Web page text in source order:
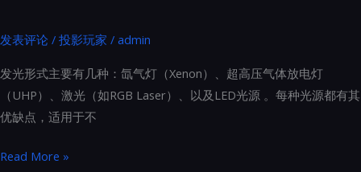
想
的
益
处
别
一
格
发表评论 / 投影玩家 / admin
发光形式主要有几种：氙气灯（Xenon）、超高压气体放电灯
（UHP）、激光（如RGB Laser）、以及LED光源 。每种光源都有其
优缺点，适用于不
家
Read More »